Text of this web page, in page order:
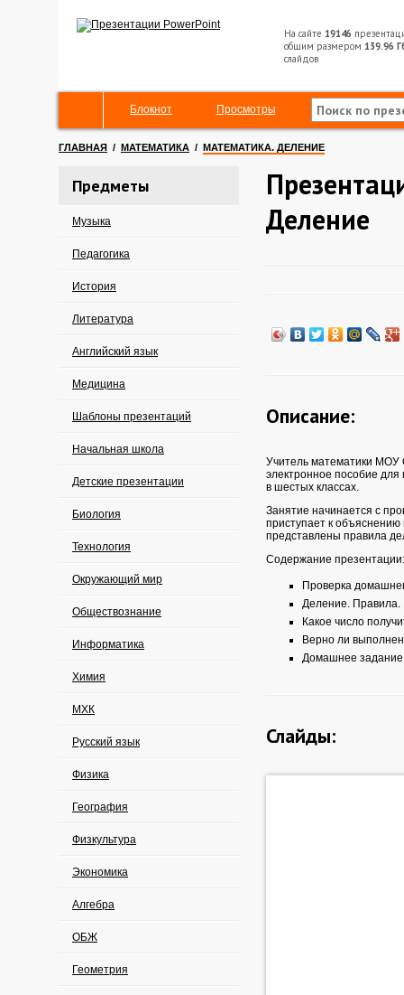
На сайте 19146
общим размером 139.96
слайдов
Блокнот Просмотры
ГЛАВНАЯ / МАТЕМАТИКА / МАТЕМАТИКА. ДЕЛЕНИЕ
Предметы
Музыка
Педагогика
История
Литература
Английский язык
Медицина
Шаблоны презентаций
Начальная школа
Детские презентации
Биология
Технология
Окружающий мир
Обществознание
Информатика
Химия
МХК
Русский язык
Физика
География
Физкультура
Экономика
Алгебра
ОБЖ
Геометрия
Деление
Описание:
Учитель математики МОУ
электронное пособие для
в шестых классах.
Занятие начинается с
приступает к
представлены правила
Содержание презентации:
Проверка
Деление. Правила.
Какое число
Верно ли
Домашнее
Слайды: